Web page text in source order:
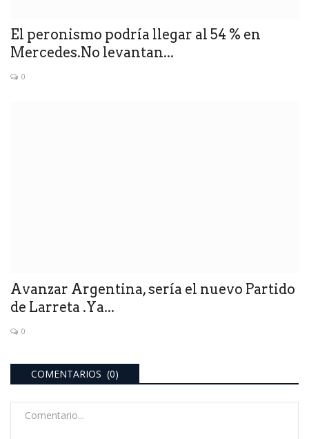
El peronismo podría llegar al 54 % en
Mercedes.No levantan...
0
Avanzar Argentina, sería el nuevo Partido
de Larreta .Ya...
0
COMENTARIOS (0)